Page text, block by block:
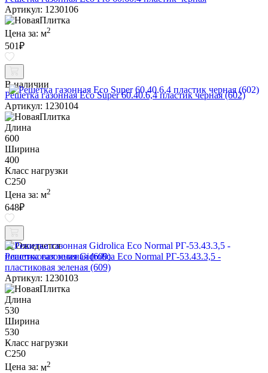
Артикул: 1230106
Цена за: м2
501₽
В наличии
Решетка газонная Eco Super 60.40.6,4 пластик черная (602)
Артикул: 1230104
Длина
600
Ширина
400
Класс нагрузки
C250
Цена за: м2
648₽
Ожидается
Решетка газонная Gidrolica Eco Normal РГ-53.43.3,5 -
пластиковая зеленая (609)
Артикул: 1230103
Длина
530
Ширина
530
Класс нагрузки
C250
Цена за: м2